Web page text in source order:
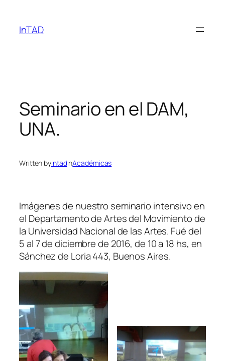
content
InTAD
Seminario en el DAM,
UNA.
Written byintadinAcadémicas
Imágenes de nuestro seminario intensivo en
el Departamento de Artes del Movimiento de
la Universidad Nacional de las Artes. Fué del
5 al 7 de diciembre de 2016, de 10 a 18 hs, en
Sánchez de Loria 443, Buenos Aires.